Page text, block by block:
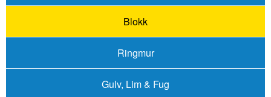
Blokk
Ringmur
Gulv, Lim & Fug